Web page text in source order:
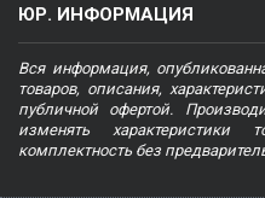
ЮР. ИНФОРМАЦИЯ
Вся информация,
товаров, описания,
публичной офертой.
изменять
комплектность без